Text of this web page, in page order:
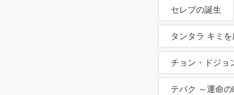
セレブの誕生
タンタラ キミを
チョン・ドジョ
テバク ～運命